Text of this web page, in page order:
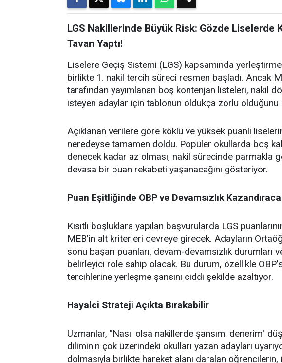
LGS Nakillerinde Büyük Risk: Gözde
Tavan Yaptı!
Liselere Geçiş Sistemi (LGS) kapsamında yerleştirme
birlikte 1. nakil tercih süreci resmen başladı. Ancak
tarafından yayımlanan boş kontenjan listeleri, nakil
isteyen adaylar için tablonun oldukça zorlu olduğunu
Açıklanan verilere göre köklü ve yüksek puanlı
neredeyse tamamen doldu. Popüler okullarda boş
denecek kadar az olması, nakil sürecinde parmakla
devasa bir puan rekabeti yaşanacağını gösteriyor.
Puan Eşitliğinde OBP ve Devamsızlık
Kısıtlı boşluklara yapılan başvurularda LGS
MEB’in alt kriterleri devreye girecek. Adayların
sonu başarı puanları, devam-devamsızlık
belirleyici role sahip olacak. Bu durum, özellikle
tercihlerine yerleşme şansını ciddi şekilde azaltıyor.
Hayalci Strateji Açıkta Bırakabilir
Uzmanlar, "Nasıl olsa nakillerde şansımı denerim"
diliminin çok üzerindeki okulları yazan adayları
dolmasıyla birlikte hareket alanı daralan